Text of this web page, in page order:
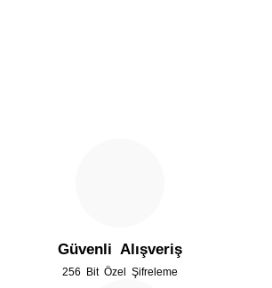
Ürün bilgilerinde hatalar bulunuyor.
Ürün fiyatı diğer sitelerden daha pahalı.
Güvenli Alışveriş
256 Bit Özel Şifreleme